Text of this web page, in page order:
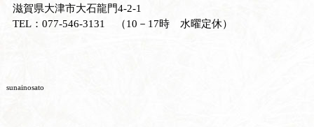
滋賀県大津市大石龍門4-2-1
TEL：077-546-3131 （10－17時 水曜定休）
sunainosato